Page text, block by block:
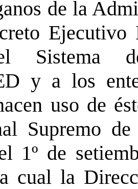
de la
Ejecutivo
Sistema de
y a los
uso de
Supremo
1º de
cual la